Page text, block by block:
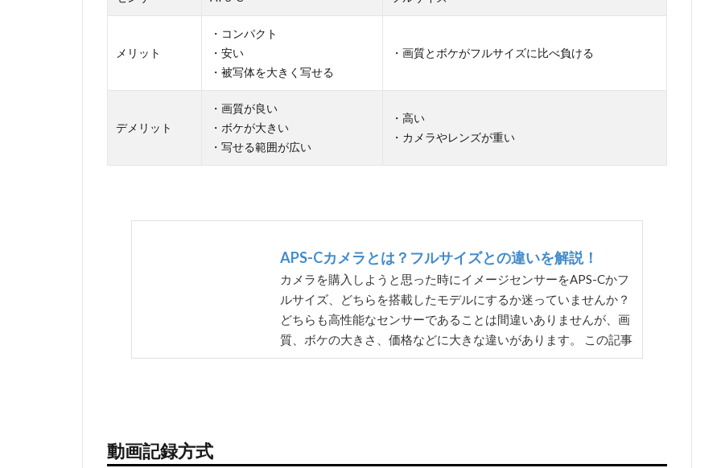
メリット
・コンパクト
・安い
・被写体を大きく写せる
・画質とボケがフルサイズに比べ負ける
デメリット
・画質が良い
・ボケが大きい
・写せる範囲が広い
・高い
・カメラやレンズが重い
APS-Cカメラとは？フルサイズとの違いを解説！
カメラを購入しようと思った時にイメージセンサーをAPS-Cかフ
ルサイズ、どちらを搭載したモデルにするか迷っていませんか？
どちらも高性能なセンサーであることは間違いありませんが、画
質、ボケの大きさ、価格などに大きな違いがあります。 この記事
動画記録方式